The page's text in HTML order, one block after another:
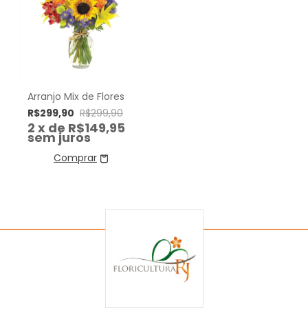
Arranjo Mix de Flores
R$299,90 R$299,90
2 x de R$149,95
sem juros